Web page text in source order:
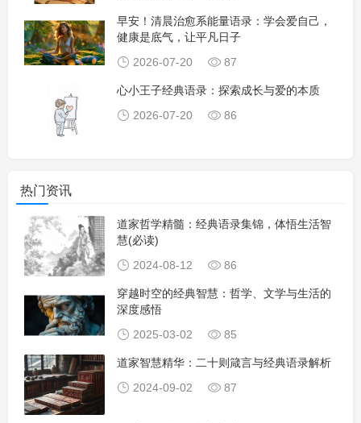
早安！清晨治愈系能量语录：学会爱自己，
健康是底气，让平凡日子
2026-07-20
87
心小王子经典语录：探索成长与爱的本质
2026-07-20
86
热门资讯
道家哲学精髓：经典语录集锦，体悟生活智
慧(必读)
2024-08-12
86
穿越时空的经典智慧：哲学、文学与生活的
深度感悟
2025-03-02
85
道家智慧精华：二十则箴言与经典语录解析
2024-09-02
87